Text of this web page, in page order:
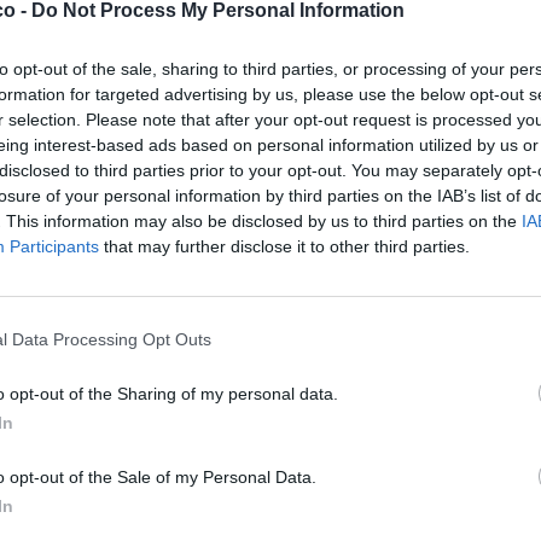
- Do Not Process My Personal Information
opt-out of the sale, sharing to third parties, or processing of your
for targeted advertising by us, please use the below opt-out
selection. Please note that after your opt-out request is processed
interest-based ads based on personal information utilized by us
to third parties prior to your opt-out. You may separately
of your personal information by third parties on the IAB’s list of
This information may also be disclosed by us to third parties on the
Participants that may further disclose it to other third parties.
Data Processing Opt Outs
opt-out of the Sharing of my personal data.
opt-out of the Sale of my Personal Data.
Stime: 9  Commenti: 7
Ti stimo fratello Link Salva